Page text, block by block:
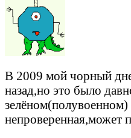
В 2009 мой чорный
назад,но это было
зелёном(полувоенном)
непроверенная,может